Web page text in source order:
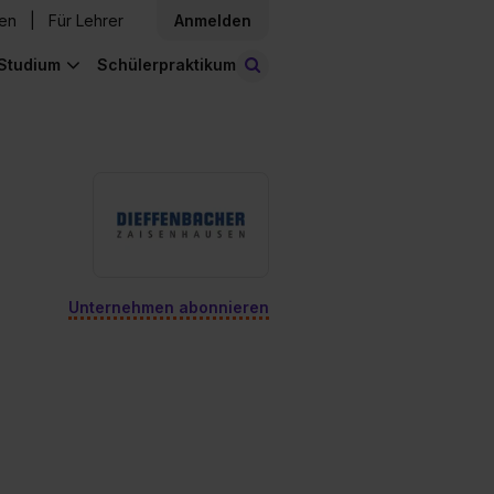
Für Lehrer Anmelden
Schülerpraktikum
Unternehmen abonnieren